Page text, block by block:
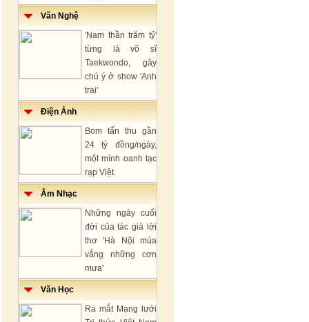
Văn Nghệ
'Nam thần trăm tỷ'
từng là võ sĩ
Taekwondo, gây
chú ý ở show 'Anh
trai'
Điện Ảnh
Bom tấn thu gần
24 tỷ đồng/ngày,
một mình oanh tạc
rạp Việt
Âm Nhạc
Những ngày cuối
đời của tác giả lời
thơ 'Hà Nội mùa
vắng những cơn
mưa'
Văn Học
Ra mắt Mạng lưới